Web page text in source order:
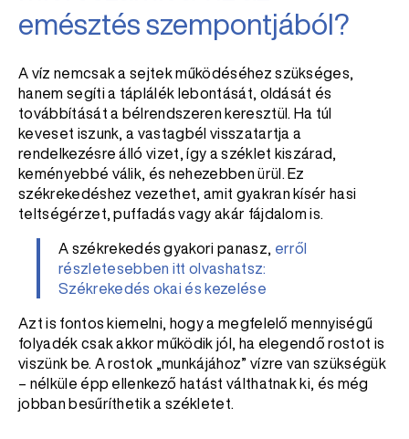
emésztés szempontjából?
A víz nemcsak a sejtek működéséhez szükséges,
hanem segíti a táplálék lebontását, oldását és
továbbítását a bélrendszeren keresztül. Ha túl
keveset iszunk, a vastagbél visszatartja a
rendelkezésre álló vizet, így a széklet kiszárad,
keményebbé válik, és nehezebben ürül. Ez
székrekedéshez vezethet, amit gyakran kísér hasi
teltségérzet, puffadás vagy akár fájdalom is.
A székrekedés gyakori panasz, erről
részletesebben itt olvashatsz:
Székrekedés okai és kezelése
Azt is fontos kiemelni, hogy a megfelelő mennyiségű
folyadék csak akkor működik jól, ha elegendő rostot is
viszünk be. A rostok „munkájához” vízre van szükségük
– nélküle épp ellenkező hatást válthatnak ki, és még
jobban besűríthetik a székletet.